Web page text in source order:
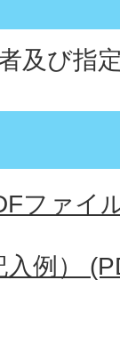
及び指
ファイ
例）